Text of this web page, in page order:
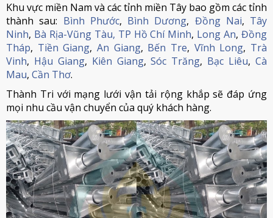
Khu vực miền Nam và các tỉnh miền Tây bao gồm các tỉnh
thành sau: Bình Phước, Bình Dương, Đồng Nai, Tây
Ninh, Bà Rịa-Vũng Tàu, TP Hồ Chí Minh, Long An,Đồng
Tháp, Tiền Giang,An Giang, Bến Tre, Vĩnh Long, Trà
Vinh, Hậu Giang, Kiên Giang,Sóc Trăng, Bạc Liêu,Cà
Mau, Cần Thơ.
Thành Tri với mạng lưới vận tải rộng khắp sẽ đáp ứng
mọi nhu cầu vận chuyển của quý khách hàng.